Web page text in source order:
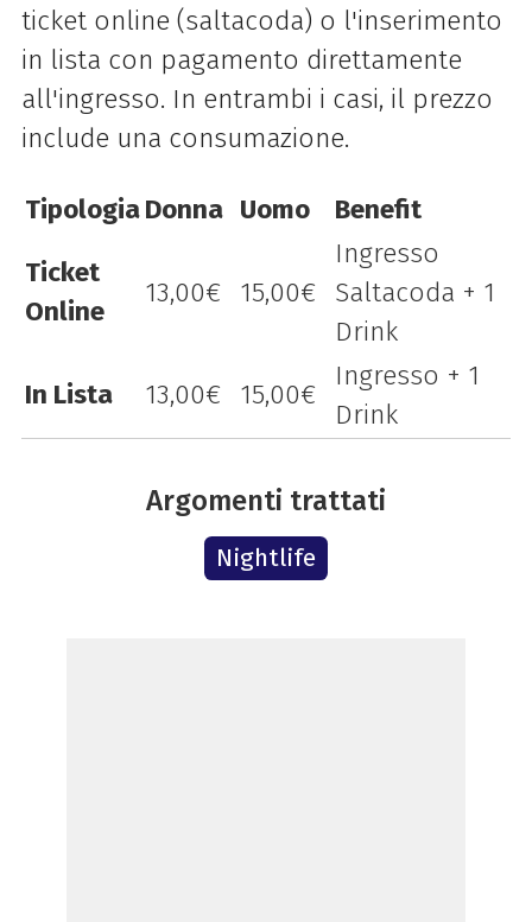
ticket online (saltacoda) o l'inserimento
in lista con pagamento direttamente
all'ingresso. In entrambi i casi, il prezzo
include una consumazione.
TipologiaDonna Uomo
Benefit
Ticket
Online
13,00€ 15,00€
Ingresso
Saltacoda + 1
Drink
In Lista
13,00€ 15,00€
Ingresso + 1
Drink
Argomenti trattati
Nightlife